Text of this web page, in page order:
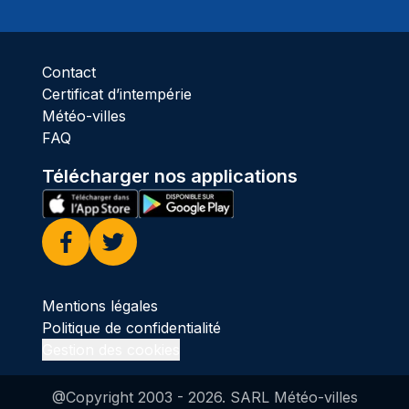
Contact
Certificat d’intempérie
Météo-villes
FAQ
Télécharger nos applications
Facebook
Twitter
Mentions légales
Politique de confidentialité
@Copyright 2003 - 2026. SARL Météo-villes